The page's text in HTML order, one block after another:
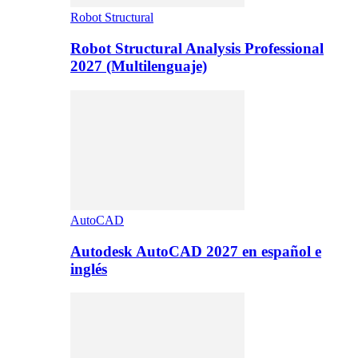
Robot Structural
Robot Structural Analysis Professional
2027 (Multilenguaje)
AutoCAD
Autodesk AutoCAD 2027 en español e
inglés